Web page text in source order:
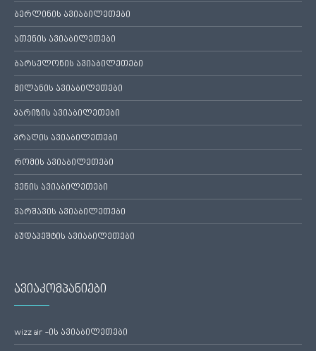
ბერლინის ავიაბილეთები
ათენის ავიაბილეთები
ბარსელონის ავიაბილეთები
მილანის ავიაბილეთები
პარიზის ავიაბილეთები
პრაღის ავიაბილეთები
რომის ავიაბილეთები
ვენის ავიაბილეთები
ვარშავის ავიაბილეთები
ბუდაპეშტის ავიაბილეთები
ავიაკომპანიები
wizz air -ის ავიაბილეთები